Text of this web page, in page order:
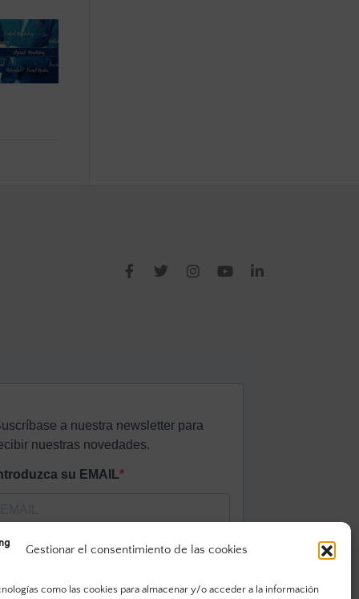
Gestionar el consentimiento de las cookies
como las cookies para almacenar y/o acceder a la información